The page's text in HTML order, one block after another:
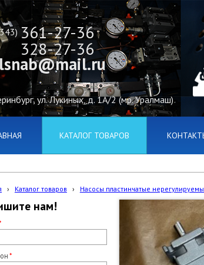
361-27-36
ул. Лукиных, д. 1А/2 (мр. Уралмаш)
328-27-36
КАТАЛОГ ТОВАРОВ
› Каталог товаров › Насосы пластинчатые
нам!